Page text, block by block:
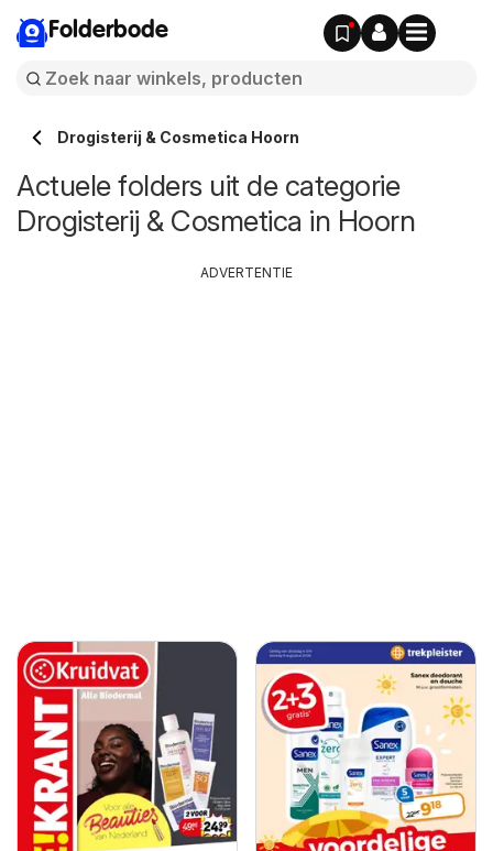
Folderbode
Drogisterij & Cosmetica Hoorn
Actuele folders uit de categorie
Drogisterij & Cosmetica in Hoorn
ADVERTENTIE